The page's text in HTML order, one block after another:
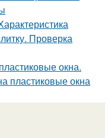
Проверка
окна.
пластиковые окна